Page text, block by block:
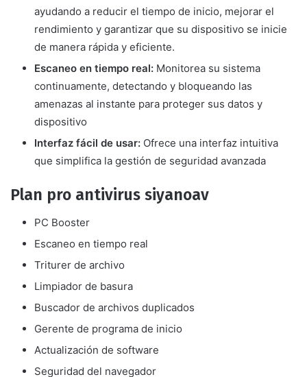
ayudando a reducir el tiempo de inicio, mejorar el
rendimiento y garantizar que su dispositivo se inicie
de manera rápida y eficiente.
Escaneo en tiempo real: Monitorea su sistema
continuamente, detectando y bloqueando las
amenazas al instante para proteger sus datos y
dispositivo
Interfaz fácil de usar: Ofrece una interfaz intuitiva
que simplifica la gestión de seguridad avanzada
Plan pro antivirus siyanoav
PC Booster
Escaneo en tiempo real
Triturer de archivo
Limpiador de basura
Buscador de archivos duplicados
Gerente de programa de inicio
Actualización de software
Seguridad del navegador